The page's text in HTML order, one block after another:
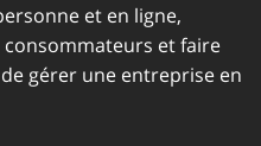
et en ligne,
et faire
gérer une entreprise en